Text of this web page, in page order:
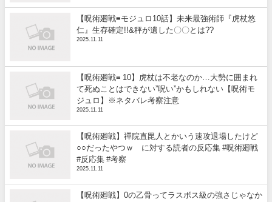
【呪術廻戦≡モジュロ10話】未来最強術師『虎杖悠
仁』生存確定!!&秤が遺した〇〇とは??
2025.11.11
【呪術廻戦≡ 10】虎杖は不老なのか…大勢に囲まれ
て死ぬことはできない”呪い”かもしれない【呪術モ
ジュロ】※ネタバレ考察注意
2025.11.11
【呪術廻戦】禪院直毘人とかいう速攻退場したけど
○○だったやつｗ に対する読者の反応集 #呪術廻戦
#反応集 #考察
2025.11.11
【呪術廻戦】0の乙骨ってラスボス級の強さじゃなか